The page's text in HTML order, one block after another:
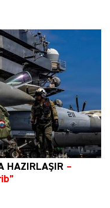
HAZIRLAŞIR –